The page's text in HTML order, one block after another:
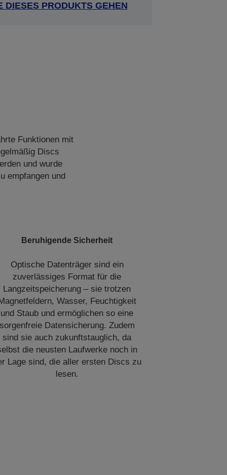
DIESES PRODUKTS GEHEN
Funktionen mit
Discs
und wurde
empfangen und
Beruhigende Sicherheit
Optische Datenträger sind ein
zuverlässiges Format für die
Langzeitspeicherung – sie trotzen
Wasser, Feuchtigkeit
und Staub und ermöglichen so eine
Datensicherung. Zudem
sind sie auch zukunftstauglich, da
die neusten Laufwerke noch in
Lage sind, die aller ersten Discs zu
lesen.